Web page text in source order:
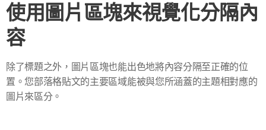
使用圖片區塊來視覺化分隔內
容
除了標題之外，圖片區塊也能出色地將內容分隔至正確的位
置。您部落格貼文的主要區域能被與您所涵蓋的主題相對應的
圖片來區分。